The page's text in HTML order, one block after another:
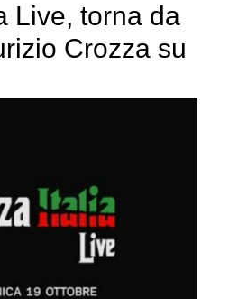
Live, torna da
Crozza su